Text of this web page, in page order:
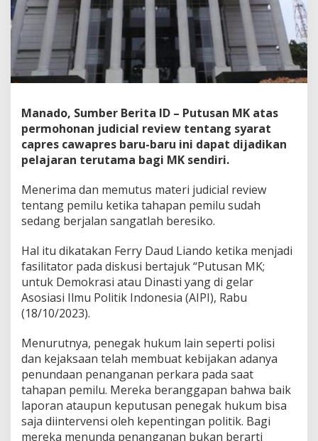
a
l
a
p
r
s
-
C
a
w
p
r
e
s
L
i
a
n
d
K
e
b
i
j
a
a
Manado, Sumber Berita ID – Putusan MK atas
permohonan judicial review tentang syarat
capres cawapres baru-baru ini dapat dijadikan
pelajaran terutama bagi MK sendiri.
Menerima dan memutus materi judicial review
tentang pemilu ketika tahapan pemilu sudah
sedang berjalan sangatlah beresiko.
Hal itu dikatakan Ferry Daud Liando ketika menjadi
fasilitator pada diskusi bertajuk “Putusan MK;
untuk Demokrasi atau Dinasti yang di gelar
Asosiasi Ilmu Politik Indonesia (AIPI), Rabu
(18/10/2023).
Menurutnya, penegak hukum lain seperti polisi
dan kejaksaan telah membuat kebijakan adanya
penundaan penanganan perkara pada saat
tahapan pemilu. Mereka beranggapan bahwa baik
laporan ataupun keputusan penegak hukum bisa
saja diintervensi oleh kepentingan politik. Bagi
mereka menunda penanganan bukan berarti